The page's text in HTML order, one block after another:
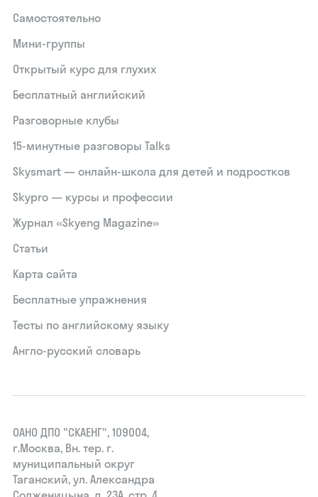
Самостоятельно
Мини-группы
Открытый курс для глухих
Бесплатный английский
Разговорные клубы
15‑минутные разговоры Talks
Skysmart — онлайн-школа для детей и подростков
Skypro — курсы и профессии
Журнал «Skyeng Magazine»
Статьи
Карта сайта
Бесплатные упражнения
Тесты по английскому языку
Англо-русский словарь
ОАНО ДПО "СКАЕНГ", 109004,
г.Москва, Вн. тер. г.
муниципальный округ
Таганский, ул. Александра